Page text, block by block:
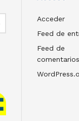
Acceder
Feed de
Feed de
comentarios